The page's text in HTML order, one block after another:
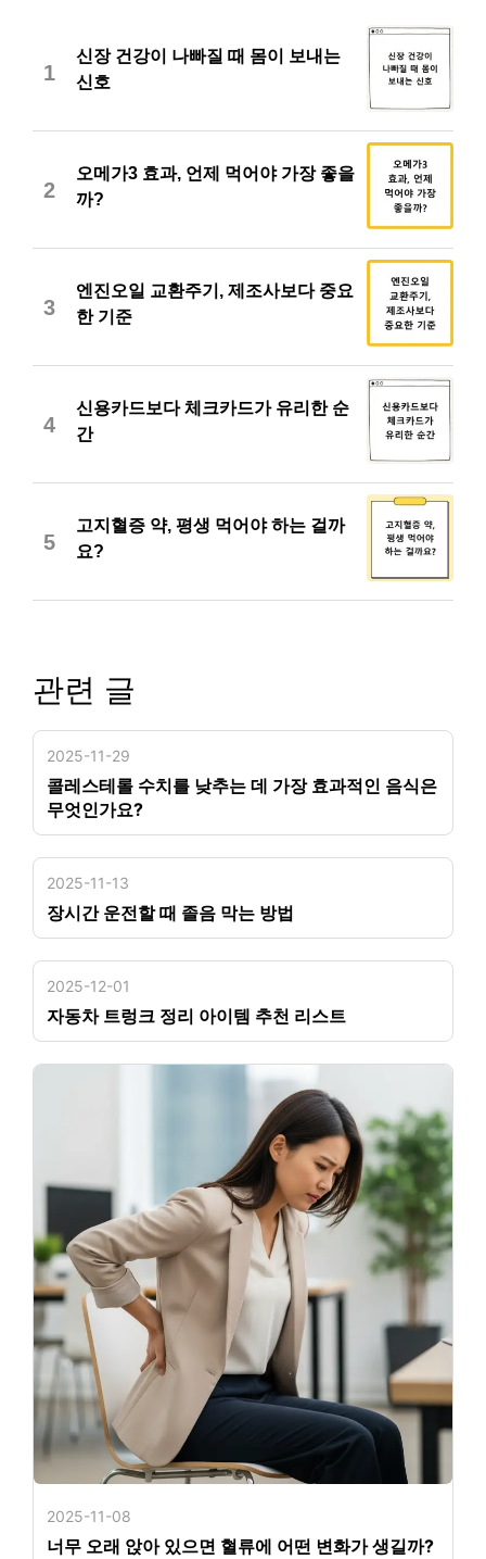
1
신장 건강이 나빠질 때 몸이 보내는
신호
2
오메가3 효과, 언제 먹어야 가장 좋을
까?
3
엔진오일 교환주기, 제조사보다 중요
한 기준
4
신용카드보다 체크카드가 유리한 순
간
5
고지혈증 약, 평생 먹어야 하는 걸까
요?
관련 글
2025-11-29
콜레스테롤 수치를 낮추는 데 가장 효과적인 음식은
무엇인가요?
2025-11-13
장시간 운전할 때 졸음 막는 방법
2025-12-01
자동차 트렁크 정리 아이템 추천 리스트
2025-11-08
너무 오래 앉아 있으면 혈류에 어떤 변화가 생길까?